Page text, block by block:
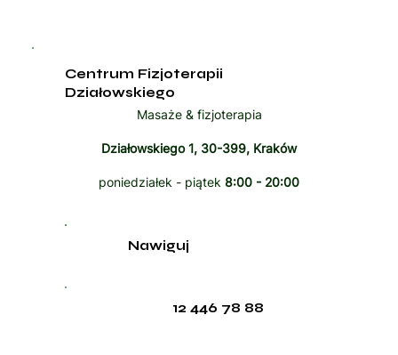
Centrum Fizjoterapii
Działowskiego
Masaże & fizjoterapia
Działowskiego 1, 30-399, Kraków
poniedziałek - piątek 8:00 - 20:00
12 446 78 88
Nawiguj